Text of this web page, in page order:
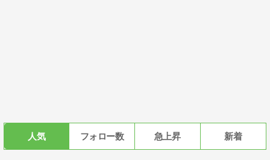
人気 フォロー数 急上昇 新着